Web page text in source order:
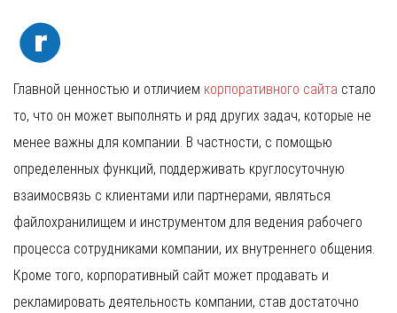
Главной ценностью и отличием корпоративного сайта стало
то, что он может выполнять и ряд других задач, которые не
менее важны для компании. В частности, с помощью
определенных функций, поддерживать круглосуточную
взаимосвязь с клиентами или партнерами, являться
файлохранилищем и инструментом для ведения рабочего
процесса сотрудниками компании, их внутреннего общения.
Кроме того, корпоративный сайт может продавать и
рекламировать деятельность компании, став достаточно